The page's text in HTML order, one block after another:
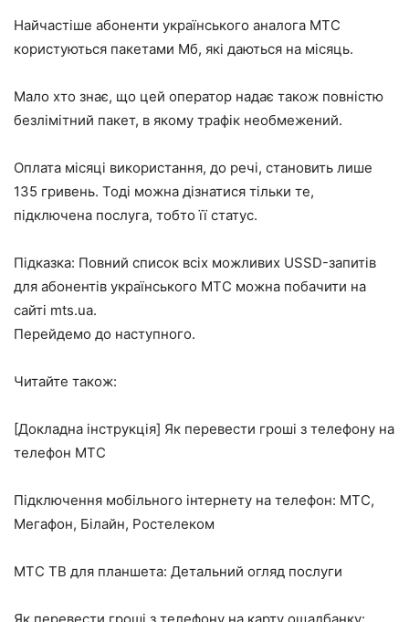
Найчастіше абоненти українського аналога МТС
користуються пакетами Мб, які даються на місяць.
Мало хто знає, що цей оператор надає також повністю
безлімітний пакет, в якому трафік необмежений.
Оплата місяці використання, до речі, становить лише
135 гривень. Тоді можна дізнатися тільки те,
підключена послуга, тобто її статус.
Підказка: Повний список всіх можливих USSD-запитів
для абонентів українського МТС можна побачити на
сайті mts.ua.
Перейдемо до наступного.
Читайте також:
[Докладна інструкція] Як перевести гроші з телефону на
телефон МТС
Підключення мобільного інтернету на телефон: МТС,
Мегафон, Білайн, Ростелеком
МТС ТВ для планшета: Детальний огляд послуги